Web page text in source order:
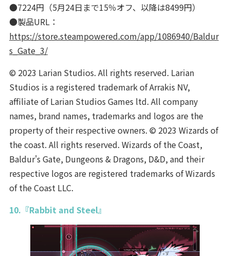
●7224円（5月24日まで15％オフ、以降は8499円）
●製品URL：
https://store.steampowered.com/app/1086940/Baldur
s_Gate_3/
© 2023 Larian Studios. All rights reserved. Larian
Studios is a registered trademark of Arrakis NV,
affiliate of Larian Studios Games ltd. All company
names, brand names, trademarks and logos are the
property of their respective owners. © 2023 Wizards of
the coast. All rights reserved. Wizards of the Coast,
Baldur's Gate, Dungeons & Dragons, D&D, and their
respective logos are registered trademarks of Wizards
of the Coast LLC.
10.『Rabbit and Steel』